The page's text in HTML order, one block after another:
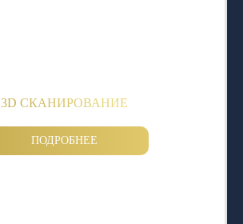
3D СКАНИРОВАНИЕ
ПОДРОБНЕЕ